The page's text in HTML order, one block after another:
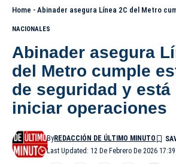
Home - Abinader asegura Línea 2C del Metro cumple estándares de
NACIONALES
Abinader asegura
del Metro cumple
de seguridad y
iniciar operaciones
Last Updated: 12 De Febrero De 2026 17:39
ByREDACCIÓN DE ÚLTIMO MINUTO